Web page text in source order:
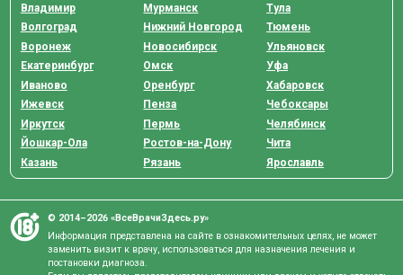
Владимир
Волгоград
Воронеж
Екатеринбург
Иваново
Ижевск
Иркутск
Йошкар-Ола
Казань
Мурманск
Нижний Новгород
Новосибирск
Омск
Оренбург
Пенза
Пермь
Ростов-на-Дону
Рязань
Тула
Тюмень
Ульяновск
Уфа
Хабаровск
Чебоксары
Челябинск
Чита
Ярославль
© 2014–2026 «ВсеВрачиЗдесь.ру»
Информация представлена на сайте в ознакомительных целях, не может
заменить визит к врачу, использоваться для назначения лечения и
постановки диагноза.